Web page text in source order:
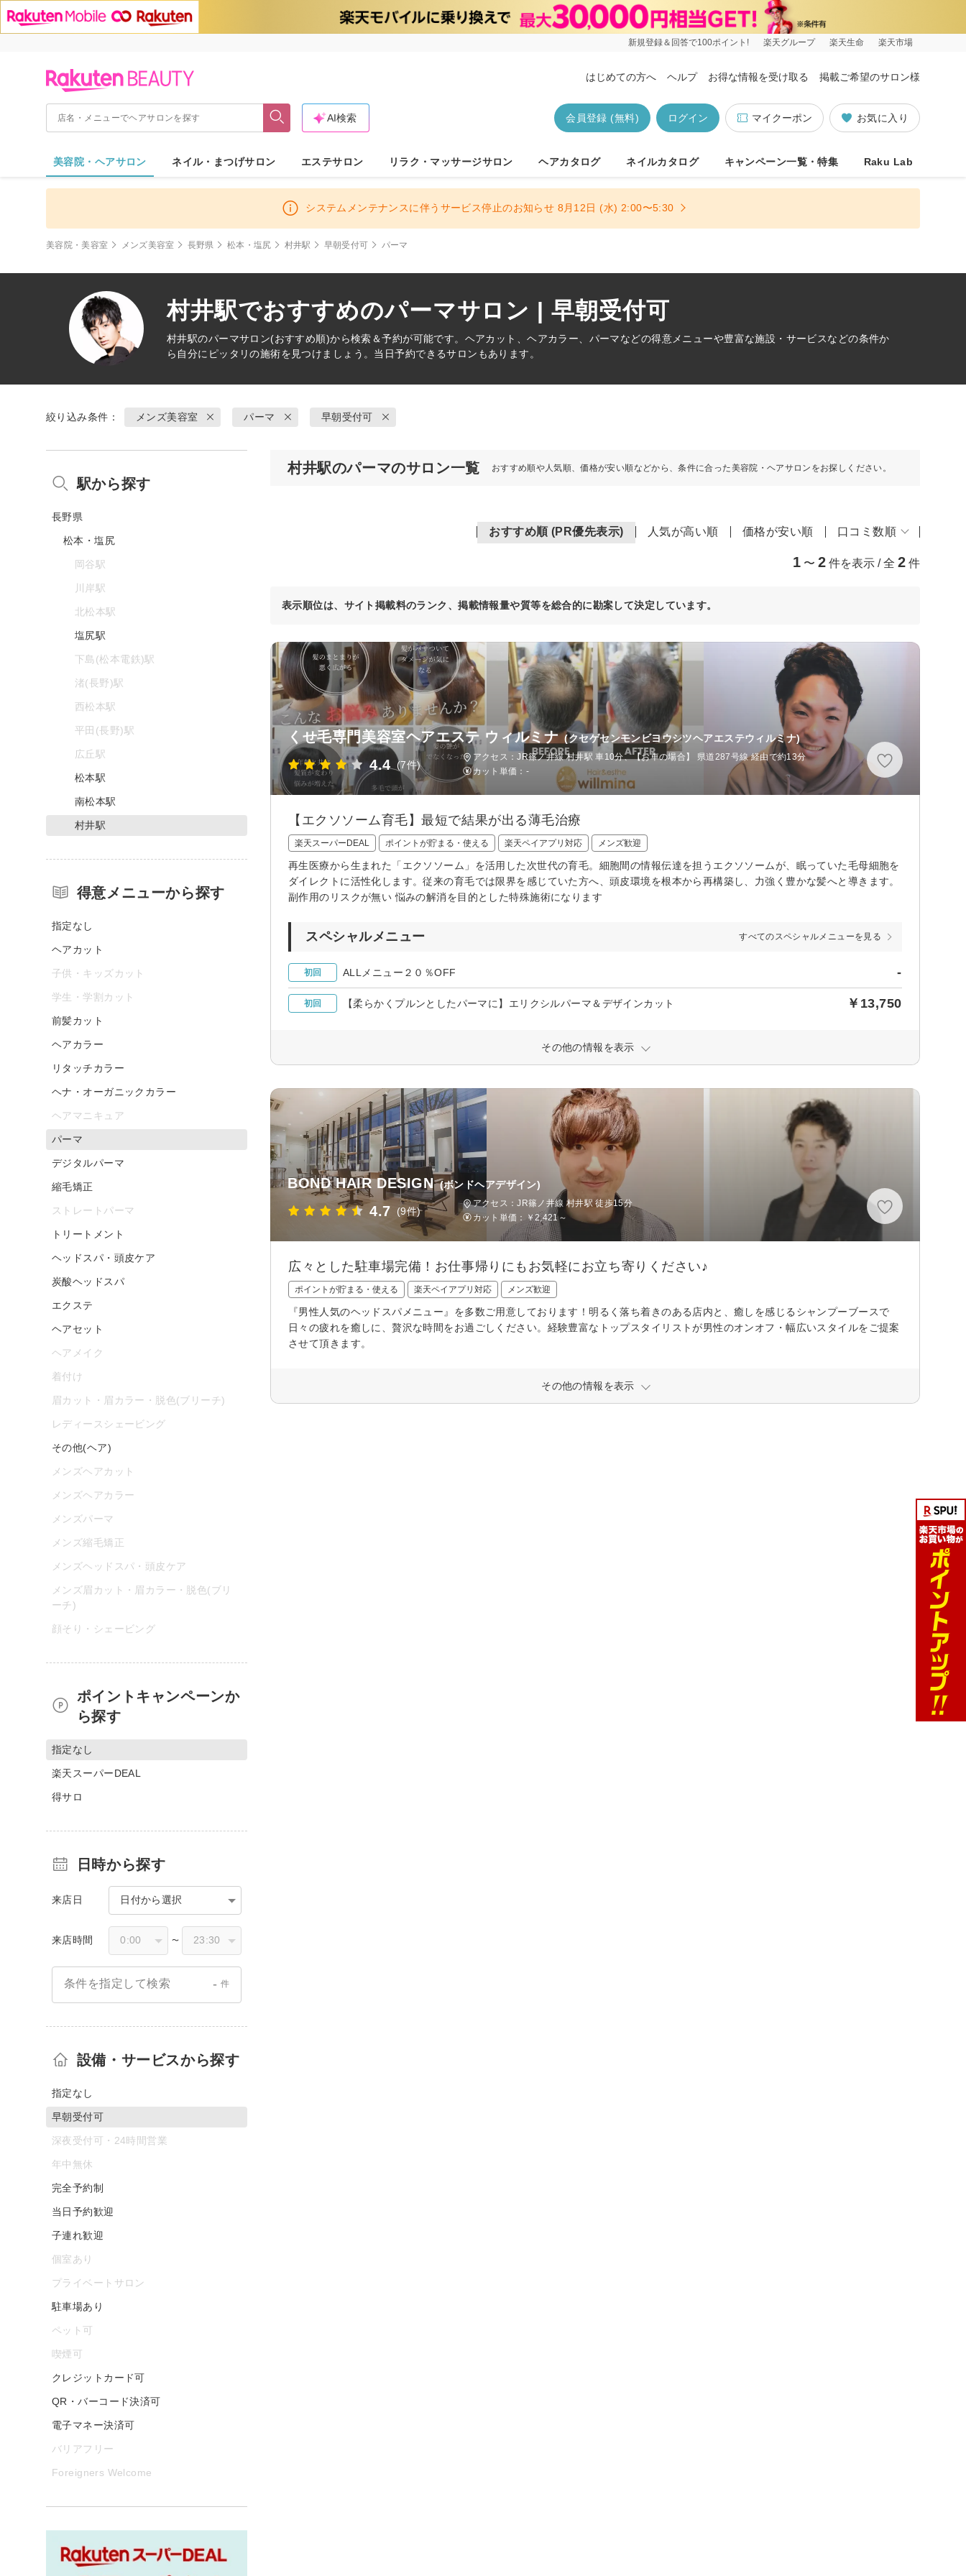
新規登録＆回答で100ポイント! 楽天グループ 楽天生命 楽天市場
はじめての方へ ヘルプ お得な情報を受け取る 掲載ご希望のサロン様
お気に入り
マイクーポン
ログイン
会員登録 (無料)
AI検索
美容院・ヘアサロン ネイル・まつげサロン エステサロン リラク・マッサージサロン ヘアカタログ ネイルカタログ キャンペーン一覧・特集 Raku Lab
システムメンテナンスに伴うサービス停止のお知らせ 8月12日 (水) 2:00〜5:30
美容院・美容室 メンズ美容室 長野県 松本・塩尻 村井駅 早朝受付可 パーマ
村井駅でおすすめのパーマサロン | 早朝受付可
村井駅のパーマサロン(おすすめ順)から検索＆予約が可能です。ヘアカット、ヘアカラー、パーマなどの得意メニューや豊富な施設・サービスなどの条件か
ら自分にピッタリの施術を見つけましょう。当日予約できるサロンもあります。
絞り込み条件： メンズ美容室 パーマ 早朝受付可
村井駅のパーマのサロン一覧 おすすめ順や人気順、価格が安い順などから、条件に合った美容院・ヘアサロンをお探しください。
おすすめ順 (PR優先表示) 人気が高い順 価格が安い順 口コミ数順
1 〜 2 件を表示 / 全 2 件
表示順位は、サイト掲載料のランク、掲載情報量や質等を総合的に勘案して決定しています。
くせ毛専門美容室ヘアエステ ウィルミナ (クセゲセンモンビヨウシツヘアエステウィルミナ)
4.4 (7件)
アクセス：JR篠ノ井線 村井駅 車10分、【お車の場合】 県道287号線 経由で約13分
カット単価： -
【エクソソーム育毛】最短で結果が出る薄毛治療
楽天スーパーDEAL ポイントが貯まる・使える 楽天ペイアプリ対応 メンズ歓迎
再生医療から生まれた「エクソソーム」を活用した次世代の育毛。細胞間の情報伝達を担うエクソソームが、眠っていた毛母細胞を
ダイレクトに活性化します。従来の育毛では限界を感じていた方へ、頭皮環境を根本から再構築し、力強く豊かな髪へと導きます。
副作用のリスクが無い 悩みの解消を目的とした特殊施術になります
スペシャルメニュー すべてのスペシャルメニューを見る
初回 ALLメニュー２０％OFF -
初回 【柔らかくプルンとしたパーマに】エリクシルパーマ＆デザインカット ￥13,750
その他の情報を表示
BOND HAIR DESIGN (ボンドヘアデザイン)
4.7 (9件)
アクセス：JR篠ノ井線 村井駅 徒歩15分
カット単価：
￥2,421～
広々とした駐車場完備！お仕事帰りにもお気軽にお立ち寄りください♪
ポイントが貯まる・使える 楽天ペイアプリ対応 メンズ歓迎
『男性人気のヘッドスパメニュー』を多数ご用意しております！明るく落ち着きのある店内と、癒しを感じるシャンプーブースで
日々の疲れを癒しに、贅沢な時間をお過ごしください。経験豊富なトップスタイリストが男性のオンオフ・幅広いスタイルをご提案
させて頂きます。
その他の情報を表示
駅から探す
長野県
松本・塩尻
岡谷駅
川岸駅
北松本駅
塩尻駅
下島(松本電鉄)駅
渚(長野)駅
西松本駅
平田(長野)駅
広丘駅
松本駅
南松本駅
村井駅
得意メニューから探す
指定なし
ヘアカット
子供・キッズカット
学生・学割カット
前髪カット
ヘアカラー
リタッチカラー
ヘナ・オーガニックカラー
ヘアマニキュア
パーマ
デジタルパーマ
縮毛矯正
ストレートパーマ
トリートメント
ヘッドスパ・頭皮ケア
炭酸ヘッドスパ
エクステ
ヘアセット
ヘアメイク
着付け
眉カット・眉カラー・脱色(ブリーチ)
レディースシェービング
その他(ヘア)
メンズヘアカット
メンズヘアカラー
メンズパーマ
メンズ縮毛矯正
メンズヘッドスパ・頭皮ケア
メンズ眉カット・眉カラー・脱色(ブリ
ーチ)
顔そり・シェービング
ポイントキャンペーンか
ら探す
指定なし
楽天スーパーDEAL
得サロ
日時から探す
来店日 日付から選択
来店時間 〜
条件を指定して検索 - 件
設備・サービスから探す
指定なし
早朝受付可
深夜受付可・24時間営業
年中無休
完全予約制
当日予約歓迎
子連れ歓迎
個室あり
プライベートサロン
駐車場あり
ペット可
喫煙可
クレジットカード可
QR・バーコード決済可
電子マネー決済可
バリアフリー
Foreigners Welcome